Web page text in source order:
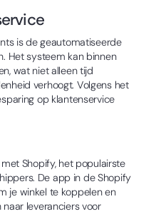
is de geautomatiseerde
Het systeem kan binnen
wat niet alleen tijd
verhoogt. Volgens het
op klantenservice
Shopify, het populairste
De app in de Shopify
je winkel te koppelen en
leveranciers voor